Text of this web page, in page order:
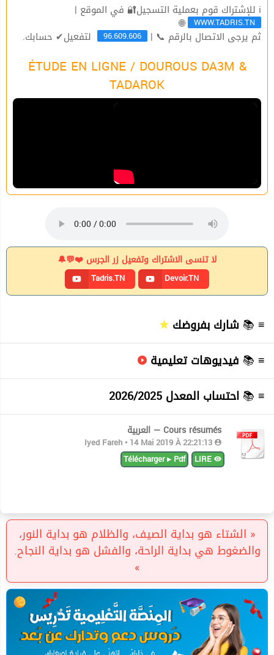
ℹ للإشتراك قوم بعملية التسجيل🔐 في الموقع |
WWW.TADRIS.TN
🌐
ثم يرجى الاتصال بالرقم 📞 | 96.609.606 لتفعيل✔ حسابك.
ÉTUDE EN LIGNE / DOUROUS DA3M &
TADAROK
لا تنسى الاشتراك وتفعيل زر الجرس ❤️💬🔔
Tadris.TN Devoir.TN
≡ 📚 شارك بفروضك
≡ 📚 فيديوهات تعليمية
≡ 📚 احتساب المعدل 2026/2025
Cours résumés — العربية
Télécharger ▸ Pdf
« الشتاء هو بداية الصيف، والظلام هو بداية النور،
والضغوط هي بداية الراحة، والفشل هو بداية النجاح.
»